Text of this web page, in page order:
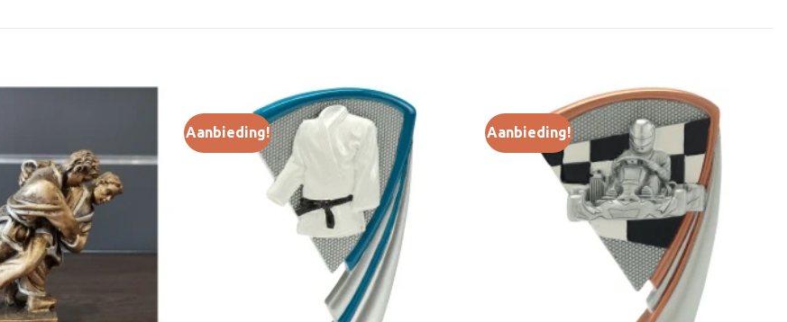
Toevoegen
aan
verlanglijst
Aanbieding!
Toevoegen
verlanglijst
Aanbieding!
Toevoegen
verlanglijst